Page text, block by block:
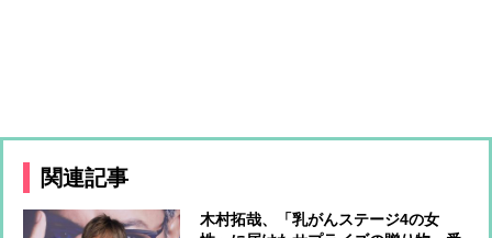
関連記事
木村拓哉、「乳がんステージ4の女